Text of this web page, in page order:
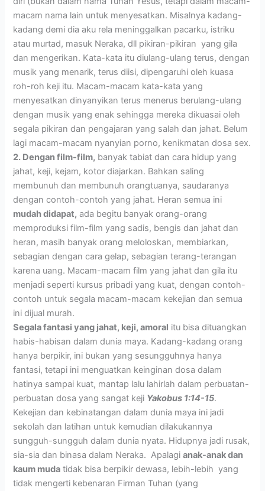
macam nama lain untuk menyesatkan. Misalnya kadang-
kadang demi dia aku rela meninggalkan pacarku, istriku
atau murtad, masuk Neraka, dll pikiran-pikiran yang gila
dan mengerikan. Kata-kata itu diulang-ulang terus, dengan
musik yang menarik, terus diisi, dipengaruhi oleh kuasa
roh-roh keji itu. Macam-macam kata-kata yang
menyesatkan dinyanyikan terus menerus berulang-ulang
dengan musik yang enak sehingga mereka dikuasai oleh
segala pikiran dan pengajaran yang salah dan jahat. Belum
lagi macam-macam nyanyian porno, kenikmatan dosa sex.
2. Dengan film-film, banyak tabiat dan cara hidup yang
jahat, keji, kejam, kotor diajarkan. Bahkan saling
membunuh dan membunuh orangtuanya, saudaranya
dengan contoh-contoh yang jahat. Heran semua ini
mudah didapat, ada begitu banyak orang-orang
memproduksi film-film yang sadis, bengis dan jahat dan
heran, masih banyak orang meloloskan, membiarkan,
sebagian dengan cara gelap, sebagian terang-terangan
karena uang. Macam-macam film yang jahat dan gila itu
menjadi seperti kursus pribadi yang kuat, dengan contoh-
contoh untuk segala macam-macam kekejian dan semua
ini dijual murah.
Segala fantasi yang jahat, keji, amoral itu bisa dituangkan
habis-habisan dalam dunia maya. Kadang-kadang orang
hanya berpikir, ini bukan yang sesungguhnya hanya
fantasi, tetapi ini menguatkan keinginan dosa dalam
hatinya sampai kuat, mantap lalu lahirlah dalam perbuatan-
perbuatan dosa yang sangat keji Yakobus 1:14-15.
Kekejian dan kebinatangan dalam dunia maya ini jadi
sekolah dan latihan untuk kemudian dilakukannya
sungguh-sungguh dalam dunia nyata. Hidupnya jadi rusak,
sia-sia dan binasa dalam Neraka. Apalagianak-anak dan
kaum muda tidak bisa berpikir dewasa, lebih-lebih yang
tidak mengerti kebenaran Firman Tuhan (yang